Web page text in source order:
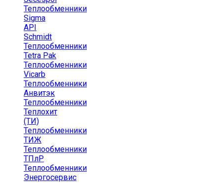
Теплообменники
Sigma
API
Schmidt
Теплообменники
Tetra Pak
Теплообменники
Vicarb
Теплообменники
Анвитэк
Теплообменники
Теплохит
(ТИ)
Теплообменники
ТИЖ
Теплообменники
ТПлР
Теплообменники
Энергосервис